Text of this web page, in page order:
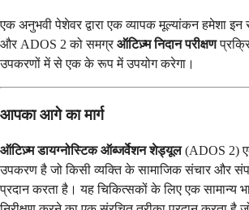
एक अनुभवी पेशेवर द्वारा एक व्यापक मूल्यांकन हमेशा इन
और ADOS 2 को समग्र ऑटिज़्म निदान परीक्षण
उपकरणों में से एक के रूप में उपयोग करेगा।
आपका आगे का मार्ग
ऑटिज़्म डायग्नोस्टिक ऑब्जर्वेशन शेड्यूल(ADOS 2)
उपकरण है जो किसी व्यक्ति के सामाजिक संचार और
प्रदान करता है। यह चिकित्सकों के लिए एक सामान्य